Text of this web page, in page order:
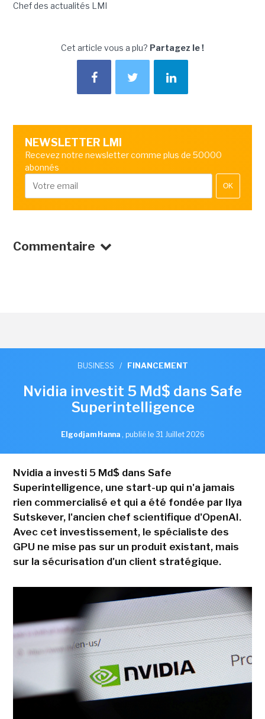
Chef des actualités LMI
Cet article vous a plu? Partagez le !
NEWSLETTER LMI
Recevez notre newsletter comme plus de 50000
abonnés
OK
Commentaire
BUSINESS / FINANCEMENT
Nvidia investit 5 Md$ dans Safe
Superintelligence
Elgodjam Hanna , publié le 31 Juillet 2026
Nvidia a investi 5 Md$ dans Safe
Superintelligence, une start-up qui n'a jamais
rien commercialisé et qui a été fondée par Ilya
Sutskever, l'ancien chef scientifique d'OpenAI.
Avec cet investissement, le spécialiste des
GPU ne mise pas sur un produit existant, mais
sur la sécurisation d'un client stratégique.